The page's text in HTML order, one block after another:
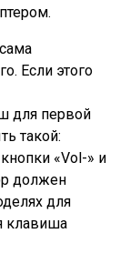
Если этого
для первой
такой:
«Vol-» и
должен
для
клавиша